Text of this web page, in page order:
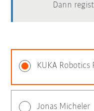
Dann
KUKA Robotics
Jonas Micheler